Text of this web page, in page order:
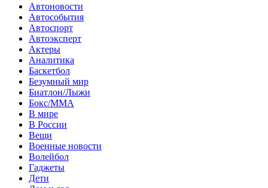
Автоновости
Автособытия
Автоспорт
Автоэксперт
Актеры
Аналитика
Баскетбол
Безумный мир
Биатлон/Лыжи
Бокс/MMA
В мире
В России
Вещи
Военные новости
Волейбол
Гаджеты
Дети